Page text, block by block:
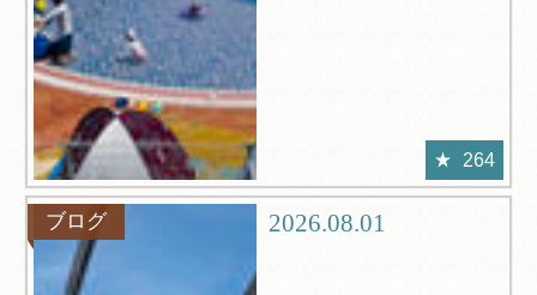
264
ブログ 2026.08.01